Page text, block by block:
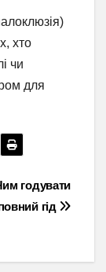
хто
чи
для
годувати
гід